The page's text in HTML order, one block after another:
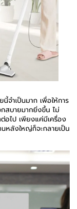
จำเป็นมาก เพื่อให้การ
สบายมากยิ่งขึ้น ไม่
อไป เพียงแค่มีเครื่อง
หลังใหญ่ก็จะกลายเป็น